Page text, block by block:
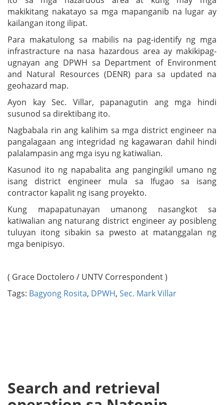
makikitang nakatayo sa mga mapanganib na lugar ay
kailangan itong ilipat.
Para makatulong sa mabilis na pag-identify ng mga
infrastracture na nasa hazardous area ay makikipag-
ugnayan ang DPWH sa Department of Environment
and Natural Resources (DENR) para sa updated na
geohazard map.
Ayon kay Sec. Villar, papanagutin ang mga hindi
susunod sa direktibang ito.
Nagbabala rin ang kalihim sa mga district engineer na
pangalagaan ang integridad ng kagawaran dahil hindi
palalampasin ang mga isyu ng katiwalian.
Kasunod ito ng napabalita ang pangingikil umano ng
isang district engineer mula sa Ifugao sa isang
contractor kapalit ng isang proyekto.
Kung mapapatunayan umanong nasangkot sa
katiwalian ang naturang district engineer ay posibleng
tuluyan itong sibakin sa pwesto at matanggalan ng
mga benipisyo.
( Grace Doctolero / UNTV Correspondent )
Tags: Bagyong Rosita, DPWH, Sec. Mark Villar
Search and retrieval